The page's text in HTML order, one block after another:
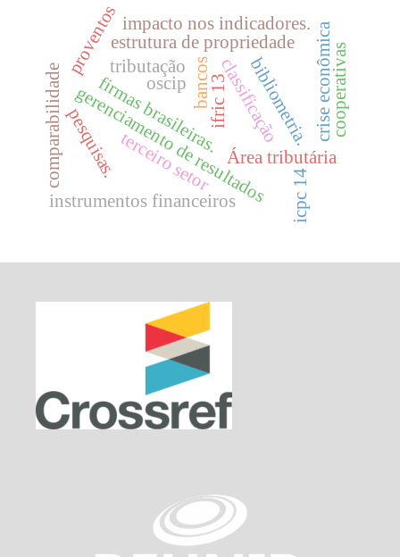
classificação
Área tributária
tributação
gerenciamento de resultados
estrutura de propriedade
firmas brasileiras. bibliometria.
bancos crise econômica
impacto nos indicadores.
instrumentos financeiros
pesquisas.terceiro setor
oscip ifric 13
comparabilidade
icpc 14
cooperativas
proventos